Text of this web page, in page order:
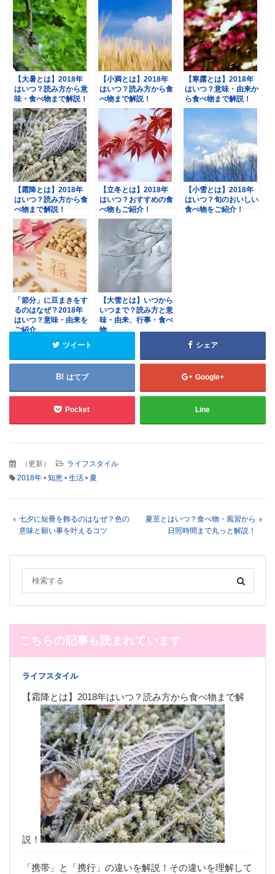
【大暑とは】2018年
はいつ？読み方から意
味・食べ物まで解説！
【小満とは】2018年
はいつ？読み方から食
べ物まで解説！
【寒露とは】2018年
はいつ？意味・由来か
ら食べ物まで解説！
【霜降とは】2018年
はいつ？読み方から食
べ物まで解説！
【立冬とは】2018年
はいつ？おすすめの食
べ物もご紹介！
【小雪とは】2018年
はいつ？旬のおいしい
食べ物をご紹介！
「節分」に豆まきをす
るのはなぜ？2018年
はいつ？意味・由来を
ご紹介
【大雪とは】いつから
いつまで？読み方と意
味・由来、行事・食べ
物
ツイート
シェア
はてブ Google+
Pocket Line
（更新）
ライフスタイル
2018年 • 知恵 • 生活 • 夏
七夕に短冊を飾るのはなぜ？色の
意味と願い事を叶えるコツ
夏至とはいつ？食べ物・風習から
日照時間まで丸っと解説！
こちらの記事も読まれています
ライフスタイル
【霜降とは】2018年はいつ？読み方から食べ物まで解
説！
「携帯」と「携行」の違いを解説！その違いを理解して